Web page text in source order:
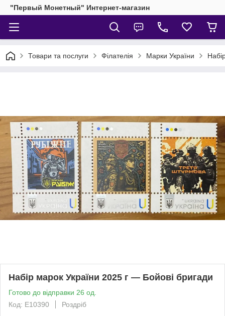
"Первый Монетный" Интернет-магазин
Товари та послуги Філателія Марки України
Набір марок України 2025 г — Бойові бригади
Готово до відправки 26 од.
Код: Е10390
Роздріб